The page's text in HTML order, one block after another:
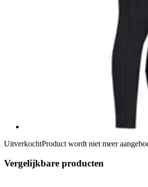
UitverkochtProduct wordt niet meer
Vergelijkbare producten